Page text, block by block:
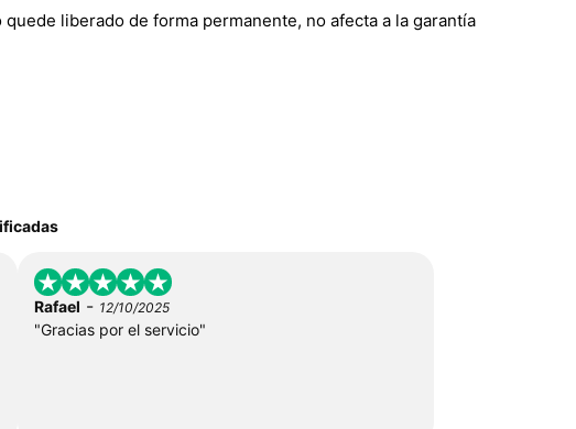
liberado de forma permanente, no afecta a la garantía
Rafael - 12/10/2025
"Gracias por el servicio"